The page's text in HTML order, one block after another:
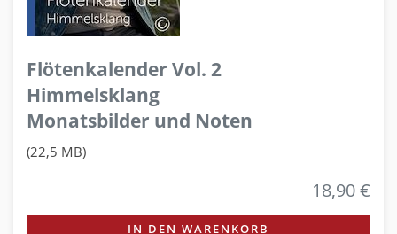
Flötenkalender Vol. 2
Himmelsklang
Monatsbilder und Noten
(22,5 MB)
18,90 €
IN DEN WARENKORB